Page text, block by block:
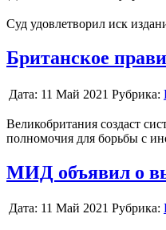
Суд удовлетворил иск
Британское
Дата: 11 Май 2021 Рубрика:
Великобритания создаст
полномочия для борьбы с
МИД объявил о
Дата: 11 Май 2021 Рубрика: